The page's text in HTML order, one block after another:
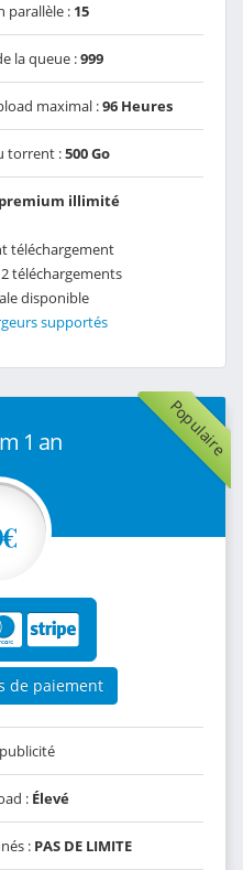
parallèle : 15
la queue :999
maximal :96 Heures
torrent :500 Go
illimité
téléchargement
téléchargements
disponible
supportés
Populaire
1 an
de paiement
: Élevé
: PAS DE LIMITE